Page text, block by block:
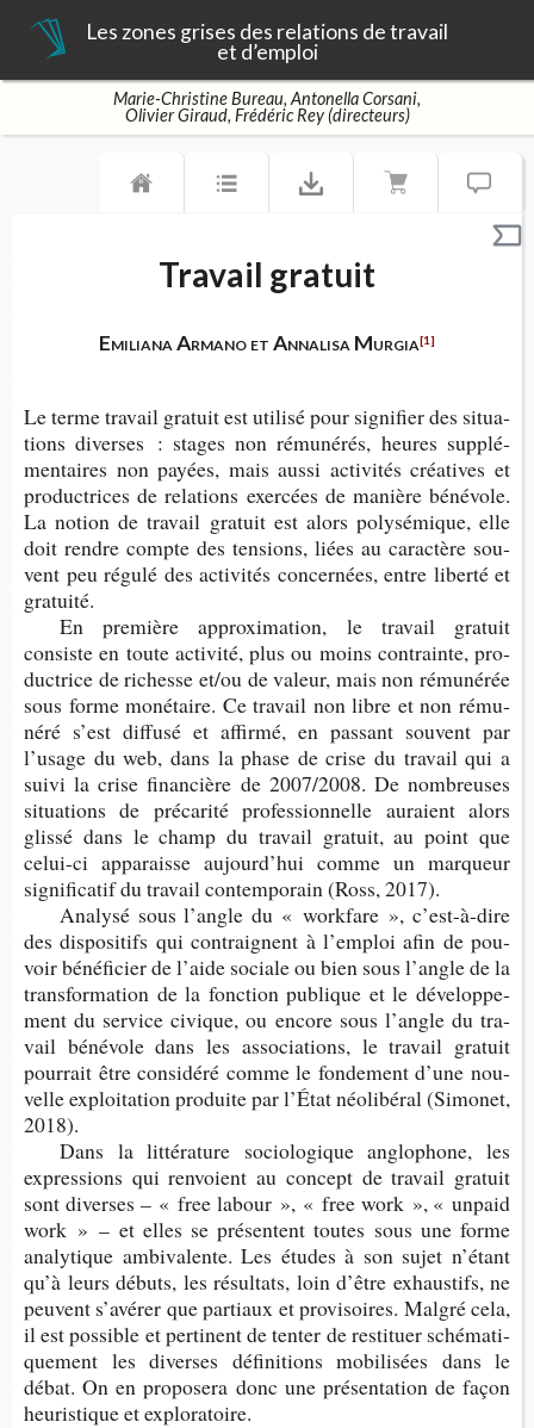
Les zones grises des relations de travail
et d’emploi
Marie-Christine Bureau, Antonella Corsani,
Olivier Giraud, Frédéric Rey (directeurs)
Travail gratuit
Emiliana Armano et Annalisa Murgia[1]
Le terme tra­vail gra­tuit est uti­lisé pour signi­fier des situa­
tions diverses : stages non rému­né­rés, heures sup­plé­
men­taires non payées, mais aussi acti­vi­tés créa­tives et
pro­duc­trices de rela­tions exer­cées de manière béné­vole.
La notion de tra­vail gra­tuit est alors poly­sé­mique, elle
doit rendre compte des ten­sions, liées au carac­tère sou­
vent peu régulé des acti­vi­tés concer­nées, entre liberté et
gratuité.
En pre­mière approxi­ma­tion, le tra­vail gra­tuit
consiste en toute acti­vité, plus ou moins contrainte, pro­
duc­trice de richesse et/ou de valeur, mais non rému­né­rée
sous forme moné­taire. Ce tra­vail non libre et non rému­
néré s’est dif­fusé et affirmé, en pas­sant sou­vent par
l’usage du web, dans la phase de crise du tra­vail qui a
suivi la crise finan­cière de 2007/2008. De nom­breuses
situa­tions de pré­ca­rité pro­fes­sion­nelle auraient alors
glissé dans le champ du tra­vail gra­tuit, au point que
celui-​ci appa­raisse aujour­d’hui comme un mar­queur
signi­fi­ca­tif du tra­vail contem­po­rain (Ross, 2017).
Ana­lysé sous l’angle du « work­fare », c’est-​à-dire
des dis­po­si­tifs qui contraignent à l’em­ploi afin de pou­
voir béné­fi­cier de l’aide sociale ou bien sous l’angle de la
trans­for­ma­tion de la fonc­tion publique et le déve­lop­pe­
ment du ser­vice civique, ou encore sous l’angle du tra­
vail béné­vole dans les asso­cia­tions, le tra­vail gra­tuit
pour­rait être consi­déré comme le fon­de­ment d’une nou­
velle exploi­ta­tion pro­duite par l’État néo­li­bé­ral (Simo­net,
2018).
Dans la lit­té­ra­ture socio­lo­gique anglo­phone, les
expres­sions qui ren­voient au concept de tra­vail gra­tuit
sont diverses – « free labour », « free work », « unpaid
work » – et elles se pré­sentent toutes sous une forme
ana­ly­tique ambi­va­lente. Les études à son sujet n’étant
qu’à leurs débuts, les résul­tats, loin d’être exhaus­tifs, ne
peuvent s’avé­rer que par­tiaux et pro­vi­soires. Mal­gré cela,
il est pos­sible et per­ti­nent de ten­ter de res­ti­tuer sché­ma­ti­
que­ment les diverses défi­ni­tions mobi­li­sées dans le
débat. On en pro­po­sera donc une pré­sen­ta­tion de façon
heu­ris­tique et exploratoire.